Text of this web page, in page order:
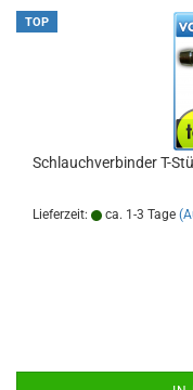
TOP
Schlauchverbinder T-
Lieferzeit: ca. 1-3 Tage